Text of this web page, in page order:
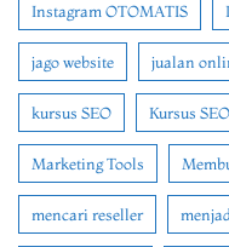
Instagram OTOMATIS
jago website jualan
kursus SEO Kursus
Marketing Tools
mencari reseller